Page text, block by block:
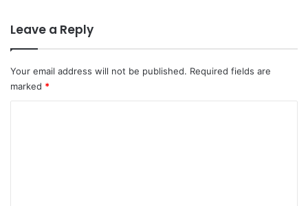
Leave a Reply
Your email address will not be published. Required fields are
marked *